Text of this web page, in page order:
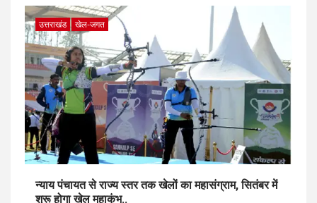
उत्तराखंड खेल-जगत
न्याय पंचायत से राज्य स्तर तक खेलों का महासंग्राम, सितंबर में
शुरू होगा खेल महाकुंभ..